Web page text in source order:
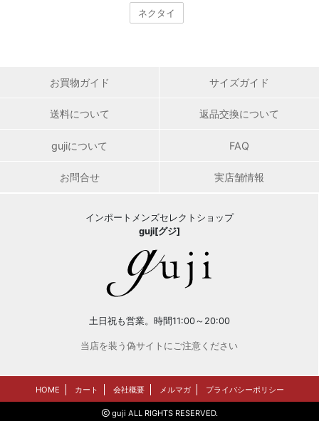
ネクタイ
お買物ガイド サイズガイド
送料について 返品交換について
gujiについて FAQ
お問合せ 実店舗情報
インポートメンズセレクトショップ
guji[グジ]
土日祝も営業。時間11:00～20:00
当店を装う偽サイトにご注意ください
HOME カート 会社概要 メルマガ プライバシーポリシー
guji ALL RIGHTS RESERVED.